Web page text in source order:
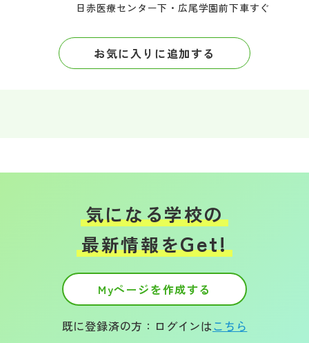
日赤医療センター下・広尾学園前下車すぐ
お気に入りに追加する
気になる学校の
最新情報をGet!
Myページを作成する
既に登録済の方：ログインはこちら